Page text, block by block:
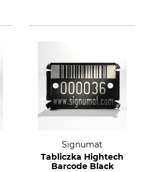
Signumat
Tabliczka Hightech
Barcode Black